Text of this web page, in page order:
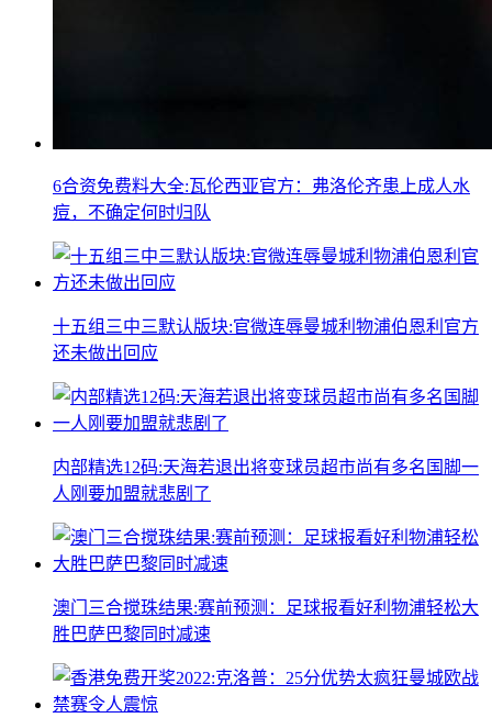
6合资免费料大全:瓦伦西亚官方：弗洛伦齐患上成人水
痘，不确定何时归队
十五组三中三默认版块:官微连辱曼城利物浦伯恩利官方
还未做出回应
内部精选12码:天海若退出将变球员超市尚有多名国脚一
人刚要加盟就悲剧了
澳门三合搅珠结果:赛前预测：足球报看好利物浦轻松大
胜巴萨巴黎同时减速